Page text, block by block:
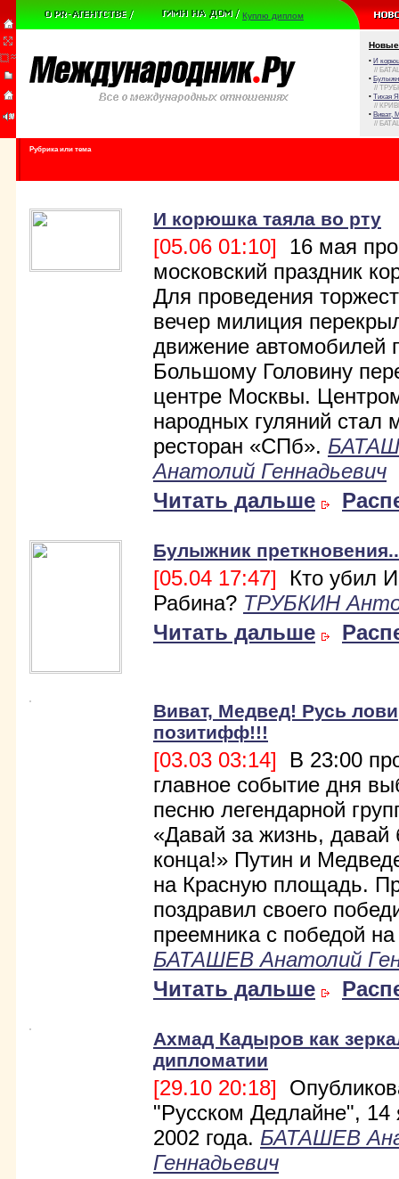
Куплю диплом
Новые
• И
//
•
//
• Тихая
//
• Виват,
//
Рубрика или тема
И корюшка таяла во рту
[05.06 01:10] 16 мая
московский праздник
Для проведения
вечер милиция
движение автомобилей
Большому Головину
центре Москвы.
народных гуляний стал
ресторан «СПб».
Анатолий Геннадьевич
Читать дальше
Булыжник
[05.04 17:47] Кто убил
Рабина? ТРУБКИН
Читать дальше
Виват, Медвед! Русь лови
позитифф!!!
[03.03 03:14] В 23:00
главное событие дня
песню легендарной
«Давай за жизнь, давай
конца!» Путин и
на Красную площадь.
поздравил своего
преемника с победой
БАТАШЕВ Анатолий
Читать дальше
Ахмад Кадыров как
дипломатии
[29.10 20:18]
"Русском Дедлайне", 14
2002 года. БАТАШЕВ
Геннадьевич